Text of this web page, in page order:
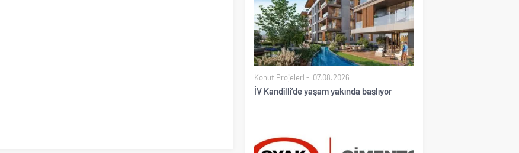
Konut Projeleri 07.08.2026
İV Kandilli’de yaşam yakında başlıyor